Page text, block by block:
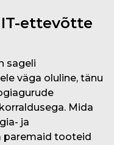
ettevõtte
sageli
väga oluline, tänu
Mida
ja
paremaid tooteid